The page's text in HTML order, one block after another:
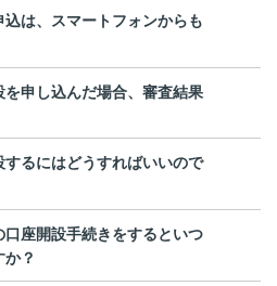
は、スマートフォンからも
申し込んだ場合、審査結果
るにはどうすればいいので
座開設手続きをするといつ
？